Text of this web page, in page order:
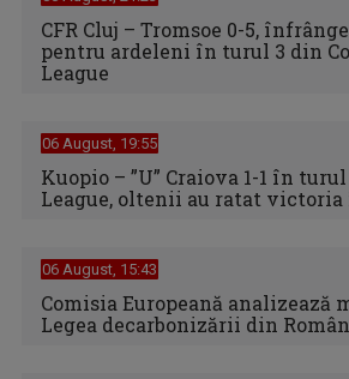
CFR Cluj – Tromsoe 0-5,
pentru ardeleni în turul 3 din
League
06 August, 19:55
Kuopio – ”U” Craiova 1-1 în
League, oltenii au ratat
06 August, 15:43
Comisia Europeană analizează
Legea decarbonizării din